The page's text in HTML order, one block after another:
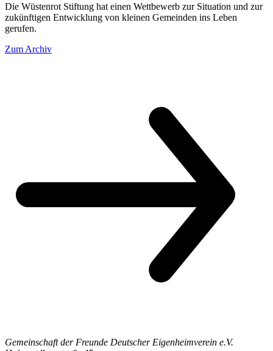
Die Wüstenrot Stiftung hat einen Wettbewerb zur Situation und zur
zukünftigen Entwicklung von kleinen Gemeinden ins Leben
gerufen.
Zum Archiv
Gemeinschaft der Freunde Deutscher Eigenheimverein e.V.